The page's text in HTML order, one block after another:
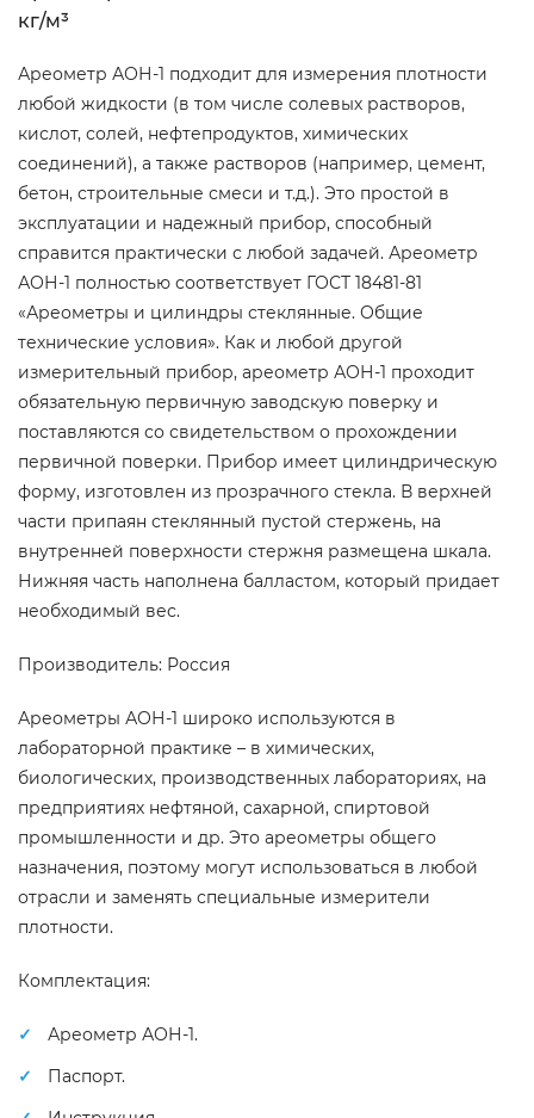
кг/м³
Ареометр АОН-1 подходит для измерения плотности
любой жидкости (в том числе солевых растворов,
кислот, солей, нефтепродуктов, химических
соединений), а также растворов (например, цемент,
бетон, строительные смеси и т.д.). Это простой в
эксплуатации и надежный прибор, способный
справится практически с любой задачей. Ареометр
АОН-1 полностью соответствует ГОСТ 18481-81
«Ареометры и цилиндры стеклянные. Общие
технические условия». Как и любой другой
измерительный прибор, ареометр АОН-1 проходит
обязательную первичную заводскую поверку и
поставляются со свидетельством о прохождении
первичной поверки. Прибор имеет цилиндрическую
форму, изготовлен из прозрачного стекла. В верхней
части припаян стеклянный пустой стержень, на
внутренней поверхности стержня размещена шкала.
Нижняя часть наполнена балластом, который придает
необходимый вес.
Производитель: Россия
Ареометры АОН-1 широко используются в
лабораторной практике – в химических,
биологических, производственных лабораториях, на
предприятиях нефтяной, сахарной, спиртовой
промышленности и др. Это ареометры общего
назначения, поэтому могут использоваться в любой
отрасли и заменять специальные измерители
плотности.
Комплектация:
Ареометр АОН-1.
Паспорт.